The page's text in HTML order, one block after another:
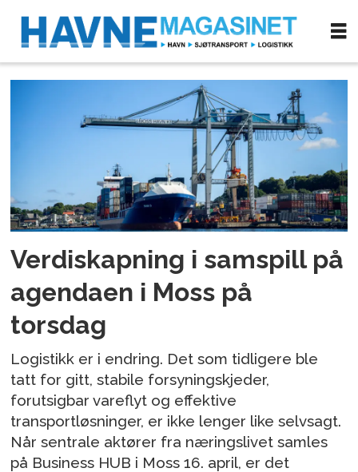
Tag:
samspill
Verdiskapning i samspill på
agendaen i Moss på
torsdag
Logistikk er i endring. Det som tidligere ble
tatt for gitt, stabile forsyningskjeder,
forutsigbar vareflyt og effektive
transportløsninger, er ikke lenger like selvsagt.
Når sentrale aktører fra næringslivet samles
på Business HUB i Moss 16. april, er det